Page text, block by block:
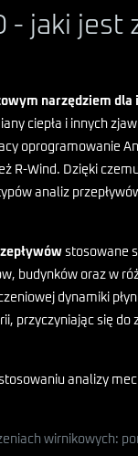
- jaki jest
narzędziem
ciepła i innych
oprogramowanie
R-Wind. Dzięki
analiz
stosowane
budynków oraz w
dynamiki
przyczyniając się do
analizy
wirnikowych: